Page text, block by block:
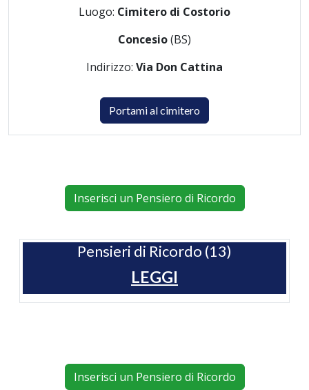
Luogo: Cimitero di Costorio
Concesio(BS)
Indirizzo: Via Don Cattina
Portami al cimitero
Inserisci un Pensiero di Ricordo
Pensieri di Ricordo (13)
LEGGI
Inserisci un Pensiero di Ricordo